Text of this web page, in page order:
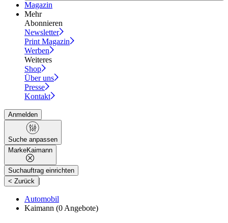
Magazin
Mehr
Abonnieren
Newsletter
Print Magazin
Werben
Weiteres
Shop
Über uns
Presse
Kontakt
Anmelden
Suche anpassen
MarkeKaimann
Suchauftrag einrichten
< Zurück |
Automobil
Kaimann (0 Angebote)